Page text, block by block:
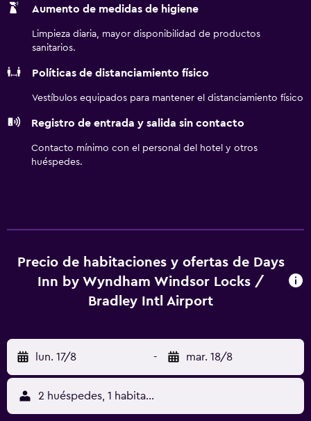
suscripción. Los huéspedes pueden utilizar los siguientes
microondas. Los baños están equipados con ducha y
gratuitos y secador de pelo. Los huéspedes pueden
navegar por la web gracias a nuestro acceso a Internet
negocios incluyen escritorio y sillas de oficina, además de
teléfono; las llamadas locales y de larga distancia son
gratuitas (pueden existir restricciones). Las habitaciones
los días.
Aumento de medidas de higiene
Limpieza diaria, mayor disponibilidad de productos
sanitarios.
Políticas de distanciamiento físico
Vestíbulos equipados para mantener el distanciamiento físico
Registro de entrada y salida sin contacto
Contacto mínimo con el personal del hotel y otros
huéspedes.
Precio de habitaciones y ofertas de Days
Inn by Wyndham Windsor Locks /
Bradley Intl Airport
lun. 17/8 - mar. 18/8
2 huéspedes, 1 habitación